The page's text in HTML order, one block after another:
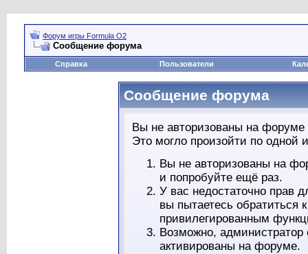
Форум игры Formula O2
Сообщение форума
Справка Пользователи
Сообщение форума
Вы не авторизованы на форуме
Это могло произойти по одной
Вы не авторизованы на
и попробуйте ещё раз.
У вас недостаточно прав
вы пытаетесь обратиться
привилегированным
Возможно,
активированы на форуме.